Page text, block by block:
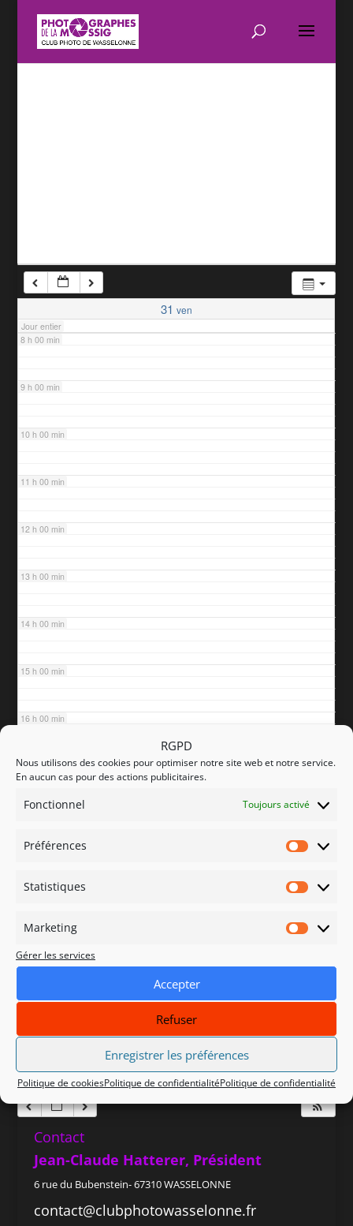
RGPD
Nous utilisons des cookies pour optimiser notre site web et notre service.
En aucun cas pour des actions publicitaires.
Fonctionnel Toujours activé
Préférences
Statistiques
Marketing
Gérer les services
Accepter
Refuser
Enregistrer les préférences
Politique de cookiesPolitique de confidentialitéPolitique de confidentialité
31 ven
Jour entier
7 h 00 min
8 h 00 min
9 h 00 min
10 h 00 min
11 h 00 min
12 h 00 min
13 h 00 min
14 h 00 min
15 h 00 min
16 h 00 min
17 h 00 min
21 h 00 min
22 h 00 min
Contact
Jean-Claude Hatterer, Président
6 rue du Bubenstein- 67310 WASSELONNE
contact@clubphotowasselonne.fr